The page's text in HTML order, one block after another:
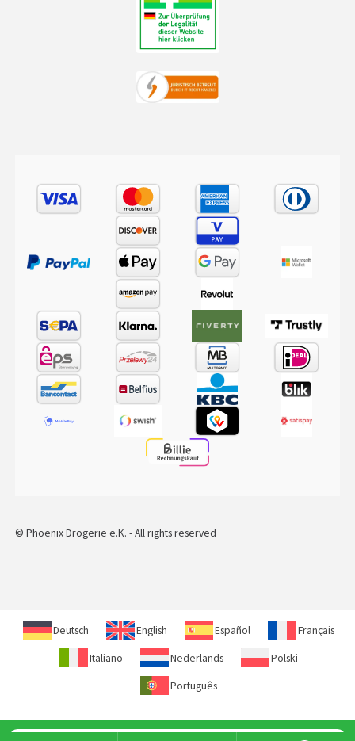
© Phoenix Drogerie e.K. - All rights reserved
Deutsch English Español Français
Italiano Nederlands Polski
Português